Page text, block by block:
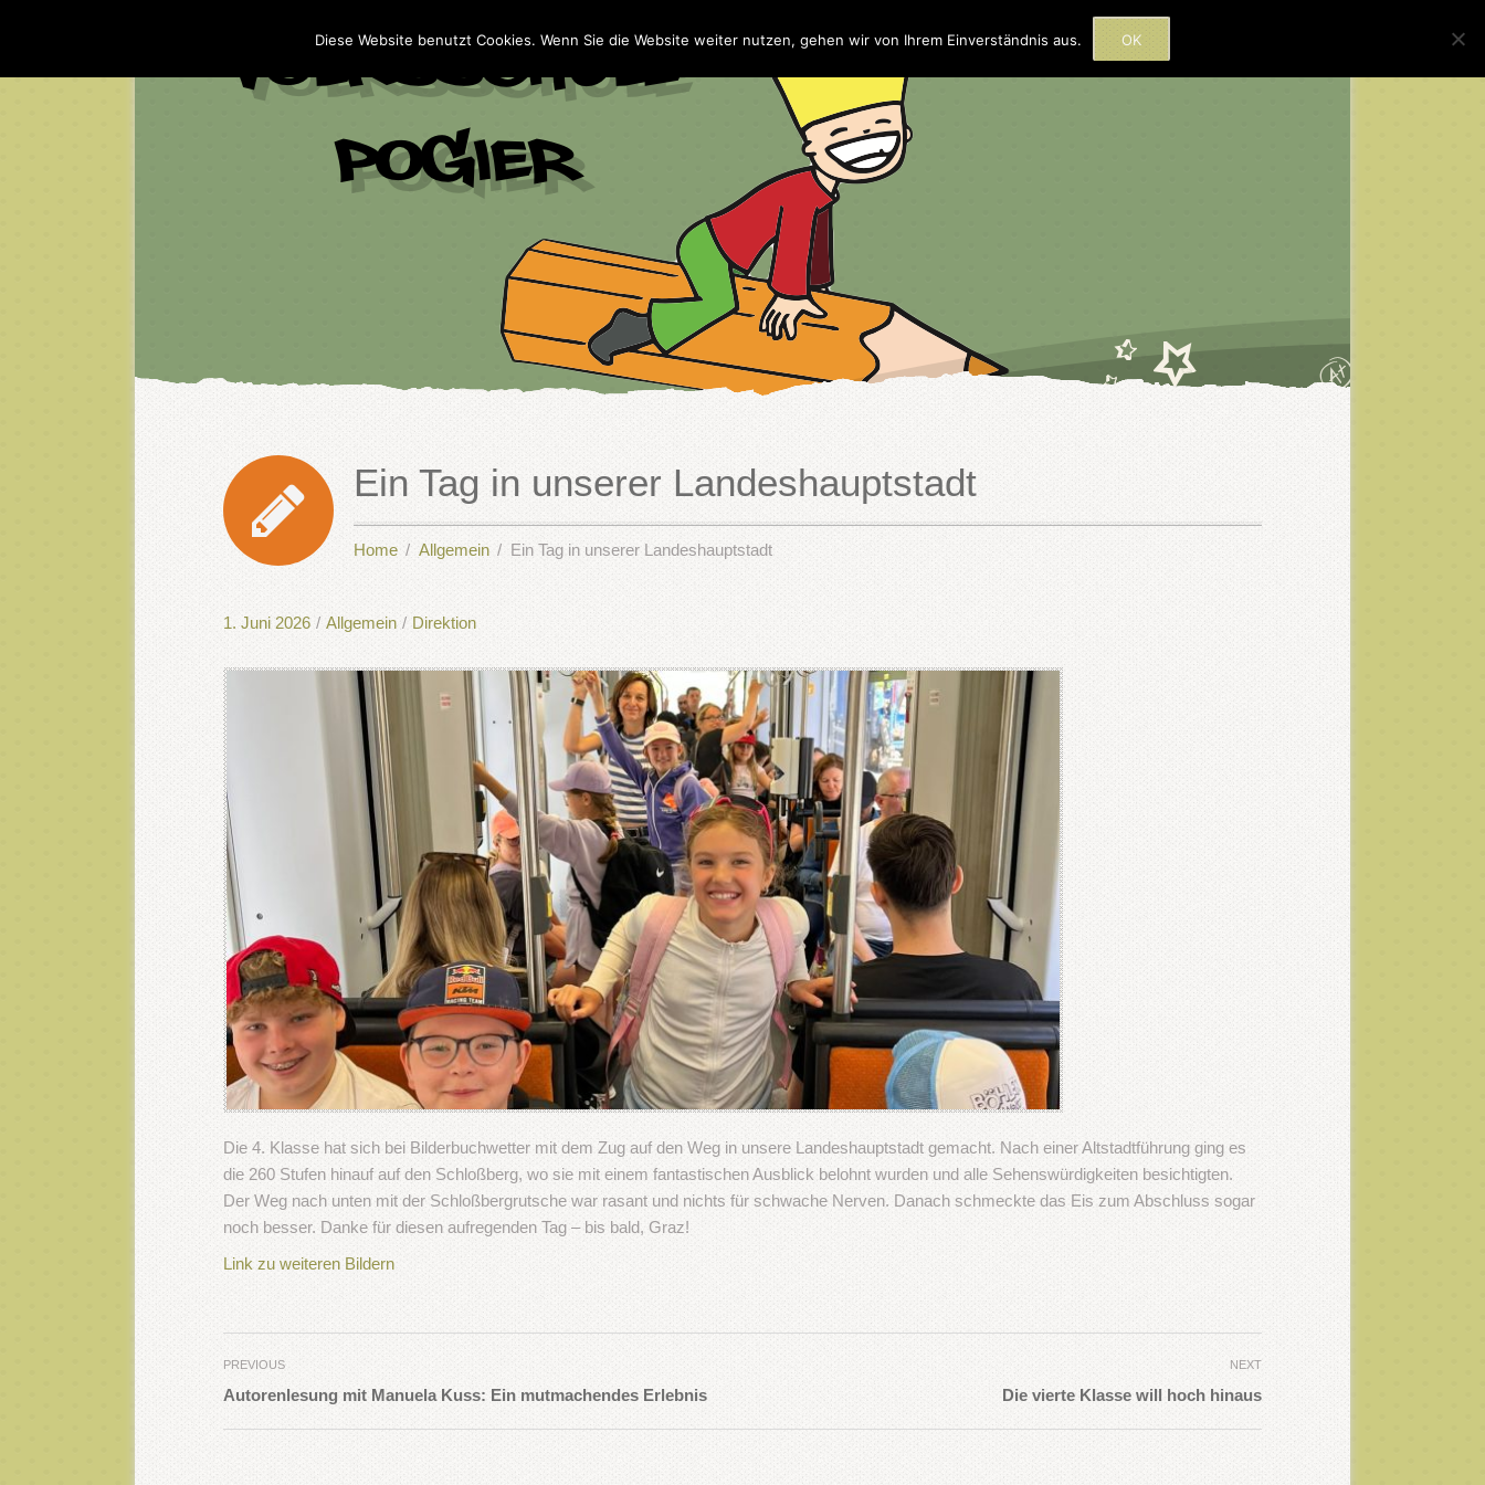
Ein Tag in unserer Landeshauptstadt
Home Allgemein Ein Tag in unserer Landeshauptstadt
1. Juni 2026 / Allgemein / Direktion
Die 4. Klasse hat sich bei Bilderbuchwetter mit dem Zug auf den Weg in unsere Landeshauptstadt gemacht. Nach einer Altstadtführung ging es
die 260 Stufen hinauf auf den Schloßberg, wo sie mit einem fantastischen Ausblick belohnt wurden und alle Sehenswürdigkeiten besichtigten.
Der Weg nach unten mit der Schloßbergrutsche war rasant und nichts für schwache Nerven. Danach schmeckte das Eis zum Abschluss sogar
noch besser. Danke für diesen aufregenden Tag – bis bald, Graz!
Link zu weiteren Bildern
PREVIOUS
Autorenlesung mit Manuela Kuss: Ein mutmachendes Erlebnis
NEXT
Die vierte Klasse will hoch hinaus
Diese Website benutzt Cookies. Wenn Sie die Website weiter nutzen, gehen wir von Ihrem Einverständnis aus. OK